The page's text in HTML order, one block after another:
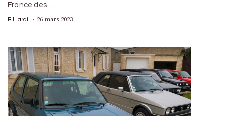
France des …
B.Liardi 26 mars 2023